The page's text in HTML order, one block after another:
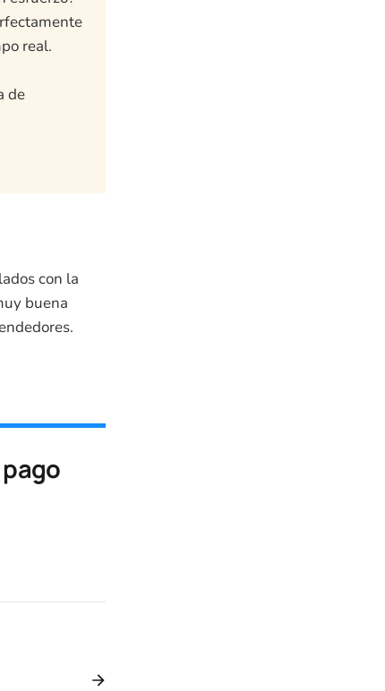
real.
de
con la
buena